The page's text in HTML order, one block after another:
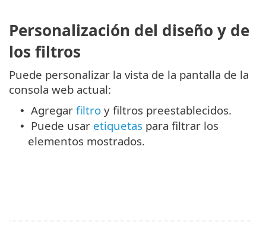
Personalización del diseño y de
los filtros
Puede personalizar la vista de la pantalla de la
consola web actual:
• Agregar filtro y filtros preestablecidos.
• Puede usar etiquetas para filtrar los
elementos mostrados.